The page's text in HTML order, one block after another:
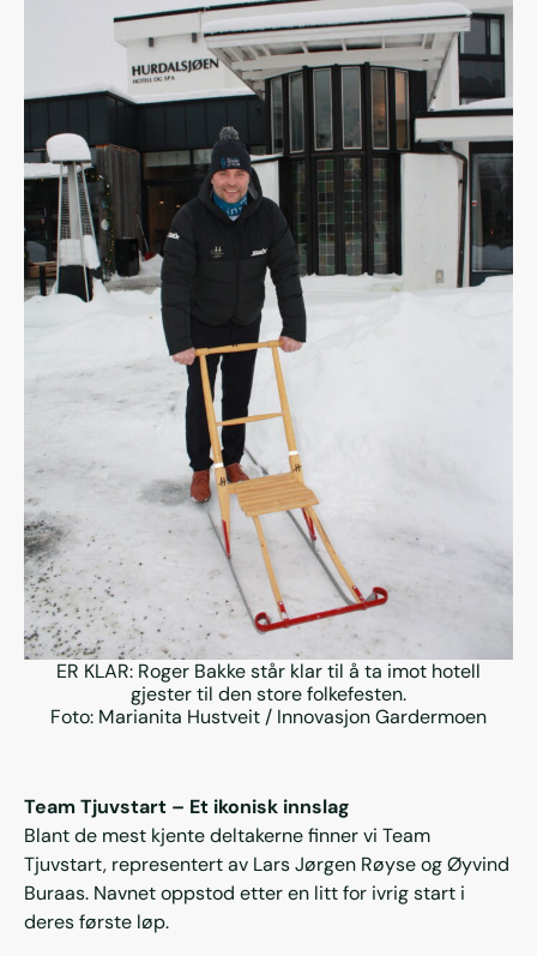
ER KLAR: Roger Bakke står klar til å ta imot hotell
gjester til den store folkefesten.
Foto: Marianita Hustveit / Innovasjon Gardermoen
Team Tjuvstart – Et ikonisk innslag
Blant de mest kjente deltakerne finner vi Team
Tjuvstart, representert av Lars Jørgen Røyse og Øyvind
Buraas. Navnet oppstod etter en litt for ivrig start i
deres første løp.